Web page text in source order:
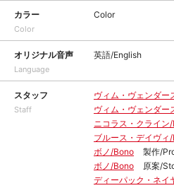
カラー
Color
Color
オリジナル音声
Language
英語/English
スタッフ
Staff
ヴィム・ヴェンダー
ヴィム・ヴェンダー
ニコラス・クライ
ブルース・デイヴ
ボノ/Bono
製作/
ボノ/Bono
原案/
ディーパック・ネ